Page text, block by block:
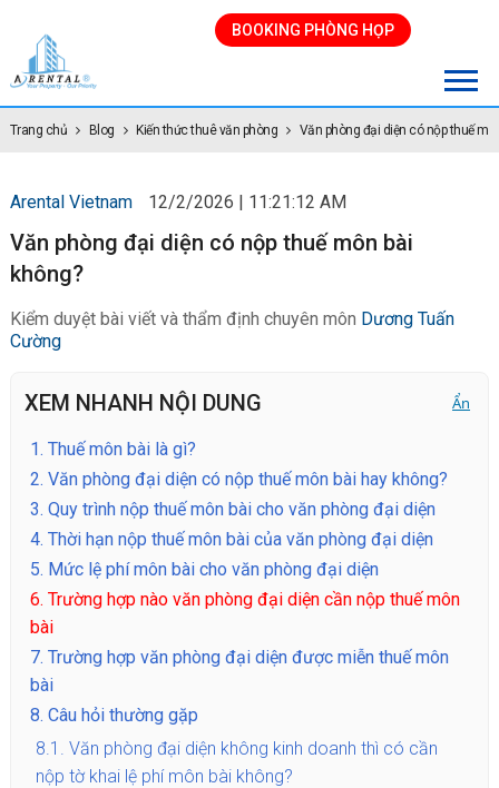
BOOKING PHÒNG HỌP
Trang chủ Blog Kiến thức thuê văn phòng Văn phòng đại diện có nộp thuế
Arental Vietnam 12/2/2026 | 11:21:12 AM
Văn phòng đại diện có nộp thuế môn bài
không?
Kiểm duyệt bài viết và thẩm định chuyên môn Dương Tuấn
Cường
XEM NHANH NỘI DUNG Ẩn
1. Thuế môn bài là gì?
2. Văn phòng đại diện có nộp thuế môn bài hay không?
3. Quy trình nộp thuế môn bài cho văn phòng đại diện
4. Thời hạn nộp thuế môn bài của văn phòng đại diện
5. Mức lệ phí môn bài cho văn phòng đại diện
6. Trường hợp nào văn phòng đại diện cần nộp thuế môn
bài
7. Trường hợp văn phòng đại diện được miễn thuế môn
bài
8. Câu hỏi thường gặp
8.1. Văn phòng đại diện không kinh doanh thì có cần
nộp tờ khai lệ phí môn bài không?